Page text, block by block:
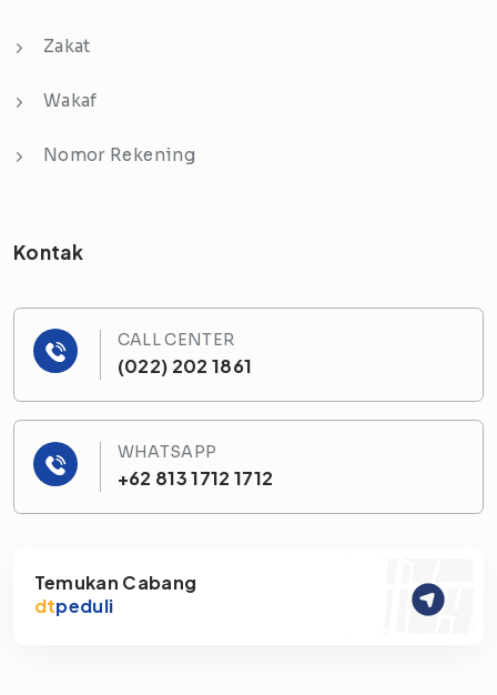
Zakat
Wakaf
Nomor Rekening
Kontak
CALL CENTER
(022) 202 1861
WHATSAPP
+62 813 1712 1712
Temukan Cabang
dtpeduli